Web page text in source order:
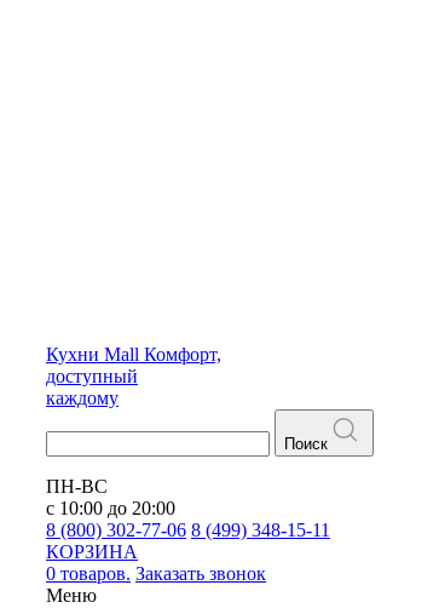
Кухни Mall Комфорт,
доступный
каждому
Поиск
ПН-ВС
с 10:00 до 20:00
8 (800) 302-77-06 8 (499) 348-15-11
КОРЗИНА
0 товаров. Заказать звонок
Меню